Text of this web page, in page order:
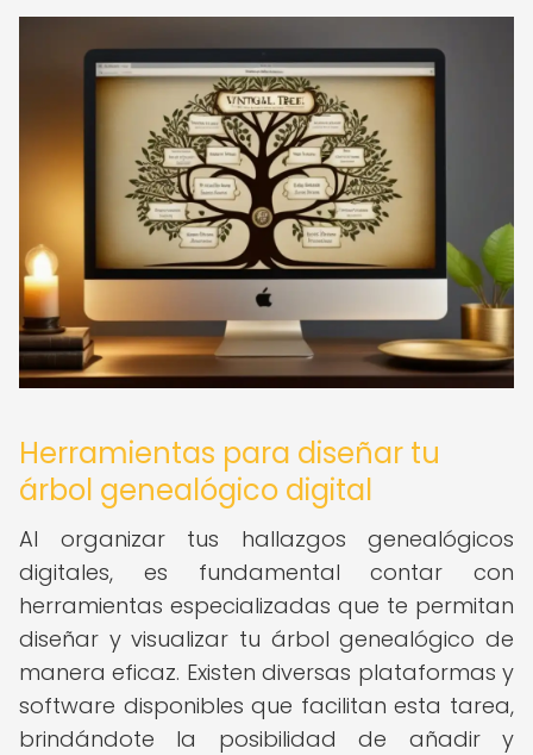
Herramientas para diseñar tu
árbol genealógico digital
Al organizar tus hallazgos genealógicos
digitales, es fundamental contar con
herramientas especializadas que te permitan
diseñar y visualizar tu árbol genealógico de
manera eficaz. Existen diversas plataformas y
software disponibles que facilitan esta tarea,
brindándote la posibilidad de añadir y